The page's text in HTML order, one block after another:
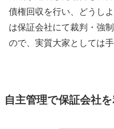
債権回収を行い、どうし
は保証会社にて裁判・強
ので、実質大家としては手
自主管理で保証会社